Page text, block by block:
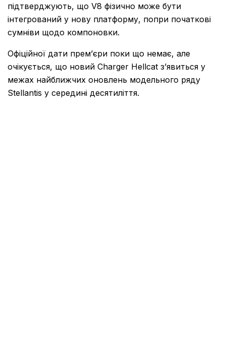
підтверджують, що V8 фізично може бути
інтегрований у нову платформу, попри початкові
сумніви щодо компоновки.
Офіційної дати прем’єри поки що немає, але
очікується, що новий Charger Hellcat з’явиться у
межах найближчих оновлень модельного ряду
Stellantis у середині десятиліття.